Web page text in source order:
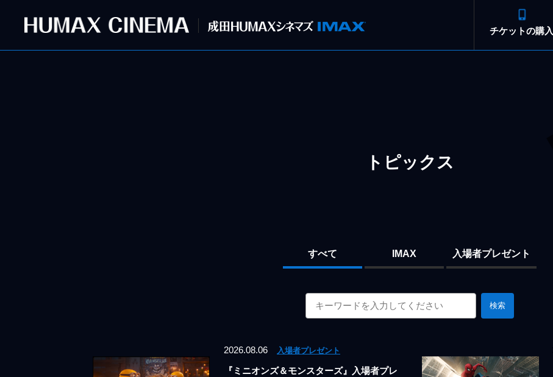
チケットの購入
トピックス
すべて IMAX 入場者プレゼント
検索
2026.08.06 入場者プレゼント
『ミニオンズ＆モンスターズ』入場者プレ